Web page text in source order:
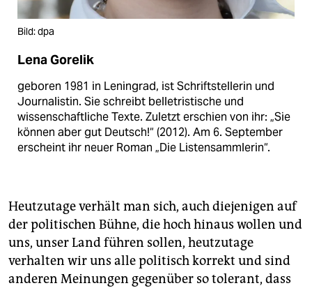
Bild: dpa
Lena Gorelik
geboren 1981 in Leningrad, ist Schriftstellerin und
Journalistin. Sie schreibt belletristische und
wissenschaftliche Texte. Zuletzt erschien von ihr: „Sie
können aber gut Deutsch!“ (2012). Am 6. September
erscheint ihr neuer Roman „Die Listensammlerin“.
Heutzutage verhält man sich, auch diejenigen auf
der politischen Bühne, die hoch hinaus wollen und
uns, unser Land führen sollen, heutzutage
verhalten wir uns alle politisch korrekt und sind
anderen Meinungen gegenüber so tolerant, dass